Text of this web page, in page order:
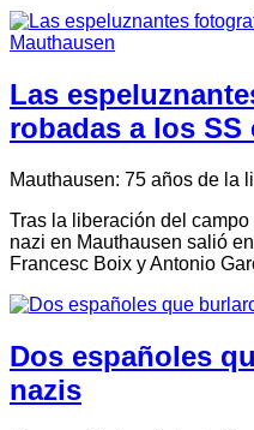
Las
robadas a los SS
Mauthausen: 75 años de la
Tras la liberación del
nazi en Mauthausen salió
Francesc Boix y Antonio
Dos españoles
nazis